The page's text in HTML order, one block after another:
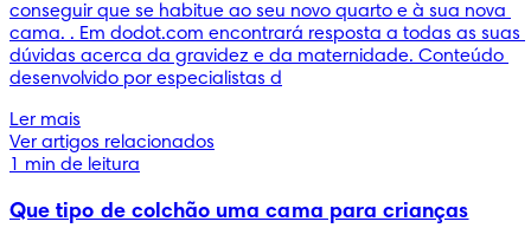
conseguir que se habitue ao seu novo quarto e à sua nova
cama. . Em dodot.com encontrará resposta a todas as suas
dúvidas acerca da gravidez e da maternidade. Conteúdo
desenvolvido por especialistas d
Ler mais
Ver artigos relacionados
1 min de leitura
Que tipo de colchão uma cama para crianças